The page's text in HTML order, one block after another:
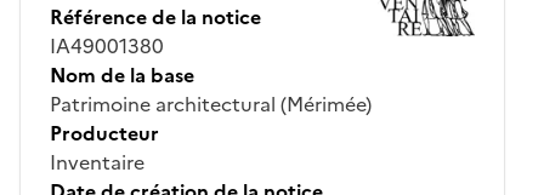
Référence de la notice
IA49001380
Nom de la base
Patrimoine architectural (Mérimée)
Producteur
Inventaire